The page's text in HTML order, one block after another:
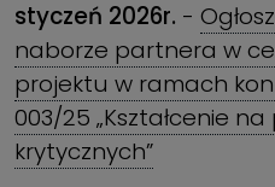
styczeń 2026r. -
naborze partnera w
projektu w ramach
003/25 „Kształcenie
krytycznych”